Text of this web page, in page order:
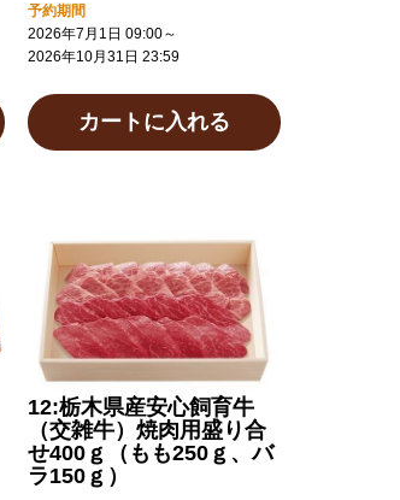
予約期間
2026年7月1日 09:00～
2026年10月31日 23:59
カートに入れる
12:栃木県産安心飼育牛
（交雑牛）焼肉用盛り合
せ400ｇ（もも250ｇ、バ
ラ150ｇ）